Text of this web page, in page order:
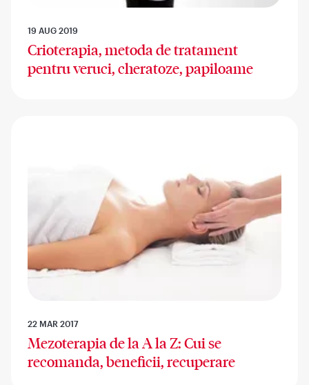
19 AUG 2019
Crioterapia, metoda de tratament
pentru veruci, cheratoze, papiloame
22 MAR 2017
Mezoterapia de la A la Z: Cui se
recomanda, beneficii, recuperare